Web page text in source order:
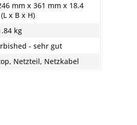
mm x 361 mm x 18.4
x B x H)
kg
- sehr gut
Netzteil, Netzkabel